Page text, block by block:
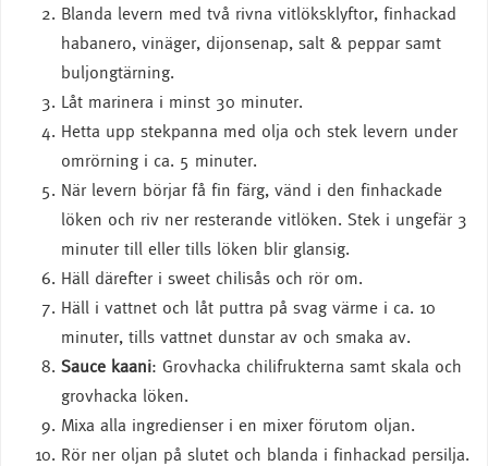
Blanda levern med två rivna vitlöksklyftor, finhackad
habanero, vinäger, dijonsenap, salt & peppar samt
buljongtärning.
Låt marinera i minst 30 minuter.
Hetta upp stekpanna med olja och stek levern under
omrörning i ca. 5 minuter.
När levern börjar få fin färg, vänd i den finhackade
löken och riv ner resterande vitlöken. Stek i ungefär 3
minuter till eller tills löken blir glansig.
Häll därefter i sweet chilisås och rör om.
Häll i vattnet och låt puttra på svag värme i ca. 10
minuter, tills vattnet dunstar av och smaka av.
Sauce kaani: Grovhacka chilifrukterna samt skala och
grovhacka löken.
Mixa alla ingredienser i en mixer förutom oljan.
Rör ner oljan på slutet och blanda i finhackad persilja.